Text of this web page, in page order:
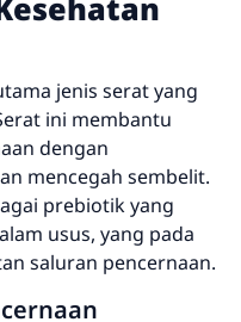
jenis serat yang
ini membantu
dengan
mencegah sembelit.
prebiotik yang
usus, yang pada
saluran pencernaan.